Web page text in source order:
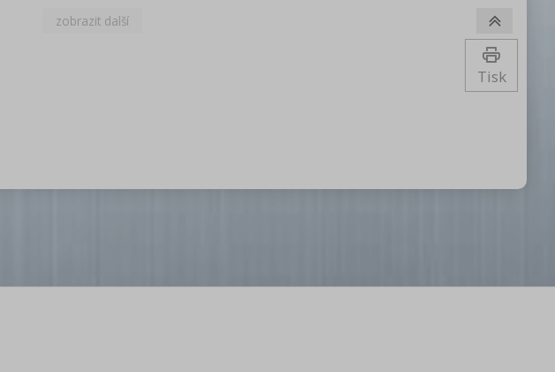
[kW]: 1.500 Napájení: 400 V / 3N - 50
[kW]: 1.500 Napájení: 400 V / 3N - 50
Hz Objem komory [l]: 53 Start /stop:
Ano Typ ovládání: Mechanické Počet
rychlostí zařízení: 1 Výška vnitřníTisk